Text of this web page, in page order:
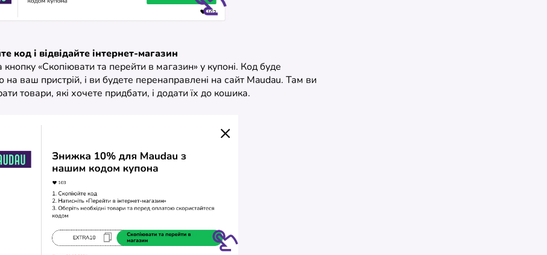
код і відвідайте інтернет-магазин
кнопку «Скопіювати та перейти в магазин» у купоні. Код буде
на ваш пристрій, і ви будете перенаправлені на сайт Maudau. Там ви
товари, які хочете придбати, і додати їх до кошика.